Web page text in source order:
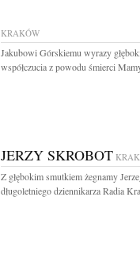
KRAKÓW
Jakubowi Górskiemu wyrazy
współczucia z powodu śmierci
JERZY SKROBOT
Z głębokim smutkiem żegnamy
długoletniego dziennikarza Radia